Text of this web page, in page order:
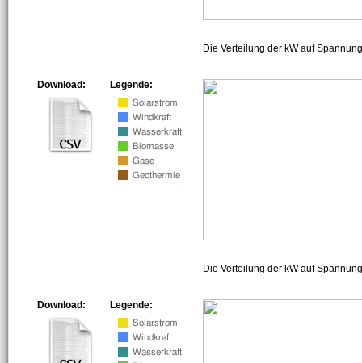
Die Verteilung der kW auf
Legende:
Download:
Die Verteilung der kW auf
Legende:
Download: